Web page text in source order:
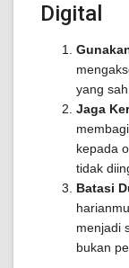
Digital
yang
Jaga
kepada
tidak
Batasi
menjadi
bukan